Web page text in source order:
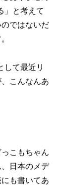
」と考えて
ではないだ
して最近リ
こんなんあ
こもちゃん
日本のメデ
も書いてあ